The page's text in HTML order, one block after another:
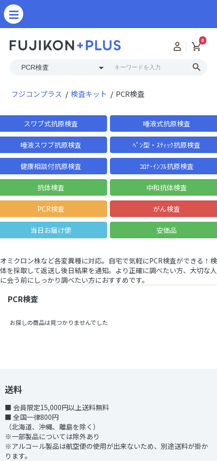
0
フジコンプラス 検査キット PCR検査
スワブ式抗原検査 唾液式抗原検査
唾液スワブ抗原検査 ﾍﾟﾝ型・ｽﾃｨｯｸ抗原検査
健康相談付抗原検査 ｺﾛﾅ･ｲﾝﾌﾙ抗原検査
抗体検査 中和抗体検査
PCR検査 がん検査
当日お届け便 安価品
オミクロン株など各変異種に対応。自宅で気軽にPCR検査ができる！検
体を採取して返送し後日結果を通知。より正確に調べたい方、大切な人
に会う前にしっかり調べたい方におすすめです。
PCR検査
お探しの商品は見つかりませんでした
送料
■ 会員限定15,000円以上送料無料
■ 全国一律800円
（北海道、沖縄、離島を除く）
※一部製品については除外あり
※アルコール製品は航空便の使用が出来ないため、別途送料が掛か
ります。